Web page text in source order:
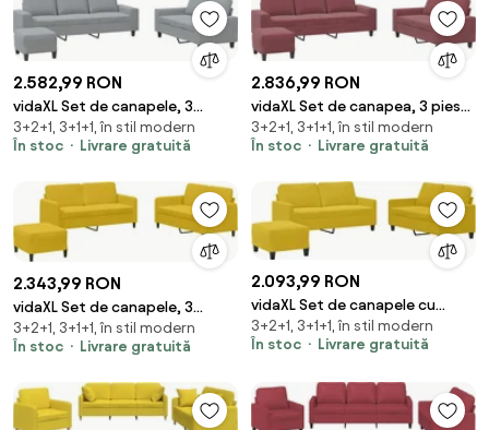
2.582,99 RON
vidaXL Set de canapele, 3
piese, gri deschis, textil
3+2+1, 3+1+1, în stil modern
În stoc
Livrare gratuită
2.836,99 RON
vidaXL Set de canapea, 3 piese,
roșu vin, material textil
3+2+1, 3+1+1, în stil modern
În stoc
Livrare gratuită
2.343,99 RON
vidaXL Set de canapele, 3
piese, galben, catifea
3+2+1, 3+1+1, în stil modern
În stoc
Livrare gratuită
2.093,99 RON
vidaXL Set de canapele cu
perne, 3 piese, galben, catifea
3+2+1, 3+1+1, în stil modern
În stoc
Livrare gratuită